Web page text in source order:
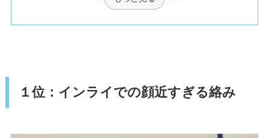
１位：インライでの顔近すぎる絡み